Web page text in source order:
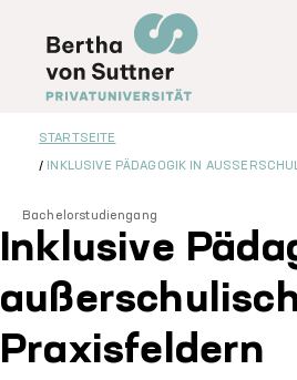
Inhalt
STARTSEITE
INKLUSIVE PÄDAGOGIK IN
Bachelorstudiengang
Inklusive
Praxisfeldern